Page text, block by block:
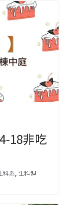
18非吃
科系, 生科週